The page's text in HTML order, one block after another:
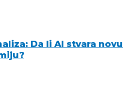
Da li AI stvara novu